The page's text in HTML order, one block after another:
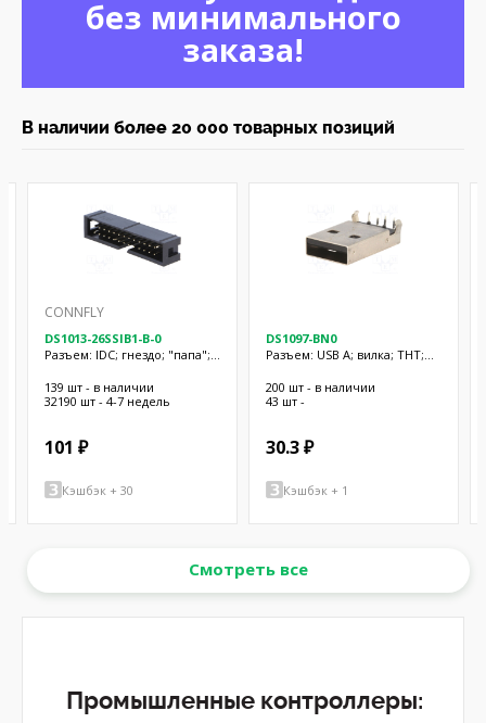
без минимального
заказа!
В наличии более 20 000 товарных позиций
CONNFLY
DS1013-26SSIB1-B-0
Разъем: IDC; гнездо; "папа";
позолота; 2,54мм
139 шт - в наличии
32190 шт - 4-7 недель
101 ₽
Кэшбэк + 30
DS1097-BN0
Разъем: USB A; вилка; THT;
500В
200 шт - в наличии
43 шт -
30.3 ₽
Кэшбэк + 1
Смотреть все
Промышленные контроллеры: